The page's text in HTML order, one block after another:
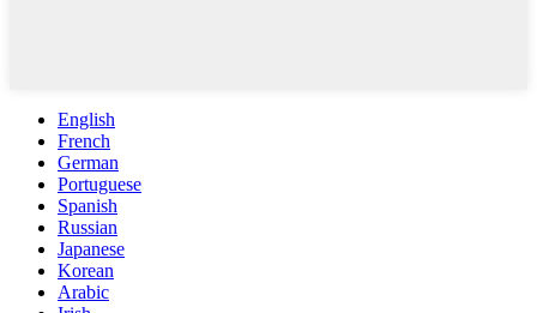
English
French
German
Portuguese
Spanish
Russian
Japanese
Korean
Arabic